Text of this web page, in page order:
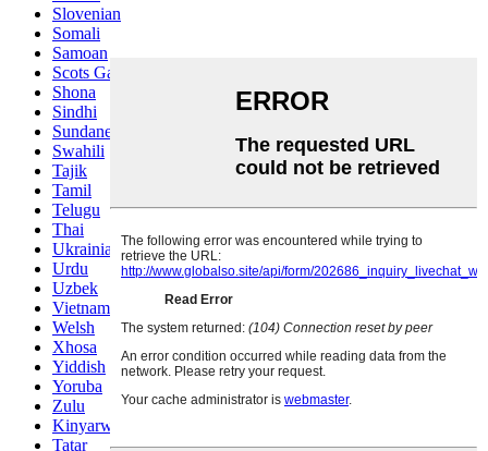
Slovenian
Somali
Samoan
Scots Gaelic
Shona
Sindhi
Sundanese
Swahili
Tajik
Tamil
Telugu
Thai
Ukrainian
Urdu
Uzbek
Vietnamese
Welsh
Xhosa
Yiddish
Yoruba
Zulu
Kinyarwanda
Tatar